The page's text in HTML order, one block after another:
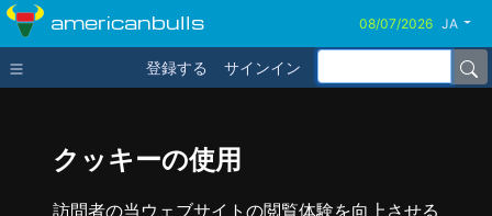
クッキーの使用
訪問者の当ウェブサイトの閲覧体験を向上させる
americanbulls JA
登録する サインイン